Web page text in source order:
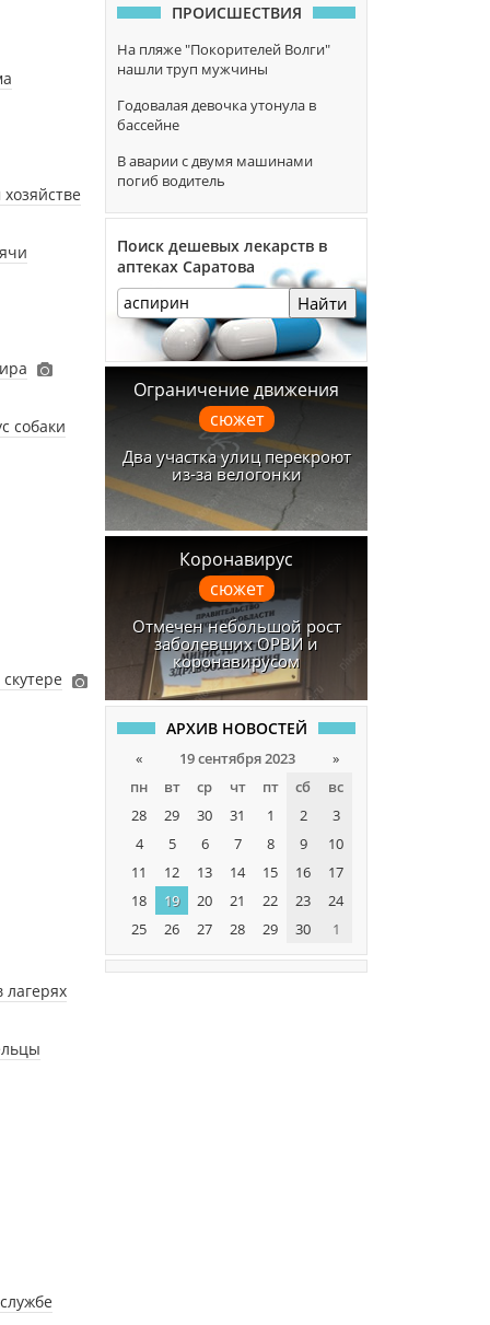
собаки
ПРОИСШЕСТВИЯ
На пляже "Покорителей Волги"
нашли труп мужчины
Годовалая девочка утонула в
бассейне
В аварии с двумя машинами
погиб водитель
Поиск дешевых лекарств в
аптеках Саратова
Найти
Ограничение движения
сюжет
Два участка улиц перекроют
из-за велогонки
Коронавирус
сюжет
Отмечен небольшой рост
заболевших ОРВИ и
коронавирусом
АРХИВ НОВОСТЕЙ
« 19 сентября 2023
»
пн
вт ср чт пт сб
вс
28
29 30 31 1 2
3
4
5 6 7 8 9
10
11
12 13 14 15 16
17
18
19 20 21 22 23
24
25
26 27 28 29 30 1